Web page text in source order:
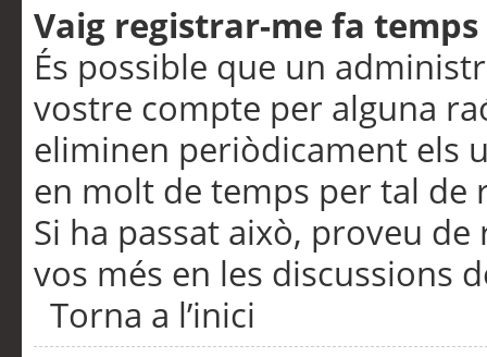
Vaig registrar-me fa
És possible que un
vostre compte per alguna
eliminen periòdicament els
en molt de temps per tal de
Si ha passat això, proveu
vos més en les discussions
Torna a l’inici